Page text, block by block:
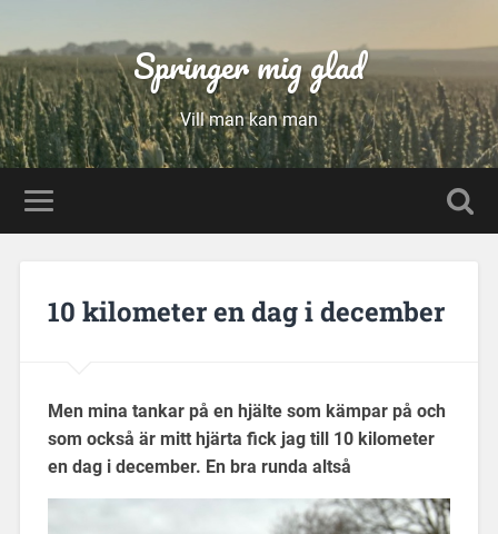
Springer mig glad
Vill man kan man
10 kilometer en dag i december
Men mina tankar på en hjälte som kämpar på och
som också är mitt hjärta fick jag till 10 kilometer
en dag i december. En bra runda altså